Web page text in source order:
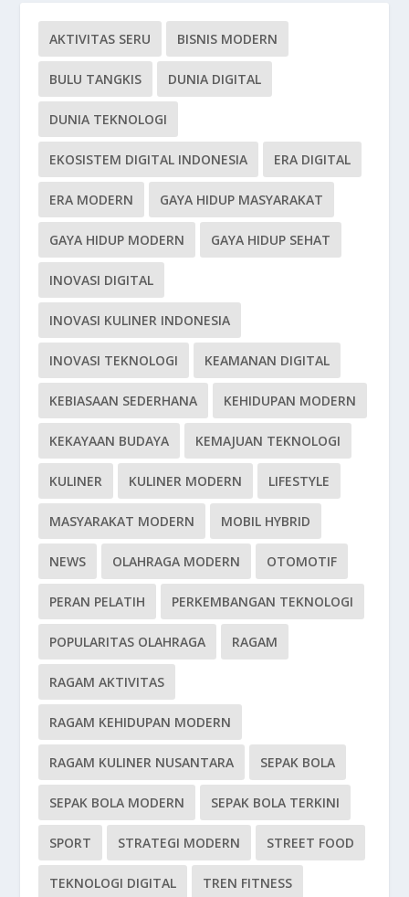
AKTIVITAS SERU BISNIS MODERN
BULU TANGKIS DUNIA DIGITAL
DUNIA TEKNOLOGI
EKOSISTEM DIGITAL INDONESIA ERA DIGITAL
ERA MODERN GAYA HIDUP MASYARAKAT
GAYA HIDUP MODERN GAYA HIDUP SEHAT
INOVASI DIGITAL
INOVASI KULINER INDONESIA
INOVASI TEKNOLOGI KEAMANAN DIGITAL
KEBIASAAN SEDERHANA KEHIDUPAN MODERN
KEKAYAAN BUDAYA KEMAJUAN TEKNOLOGI
KULINER KULINER MODERN LIFESTYLE
MASYARAKAT MODERN MOBIL HYBRID
NEWS OLAHRAGA MODERN OTOMOTIF
PERAN PELATIH PERKEMBANGAN TEKNOLOGI
POPULARITAS OLAHRAGA RAGAM
RAGAM AKTIVITAS
RAGAM KEHIDUPAN MODERN
RAGAM KULINER NUSANTARA SEPAK BOLA
SEPAK BOLA MODERN SEPAK BOLA TERKINI
SPORT STRATEGI MODERN STREET FOOD
TEKNOLOGI DIGITAL TREN FITNESS